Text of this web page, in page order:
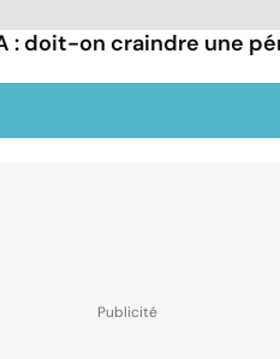
: doit-on craindre une